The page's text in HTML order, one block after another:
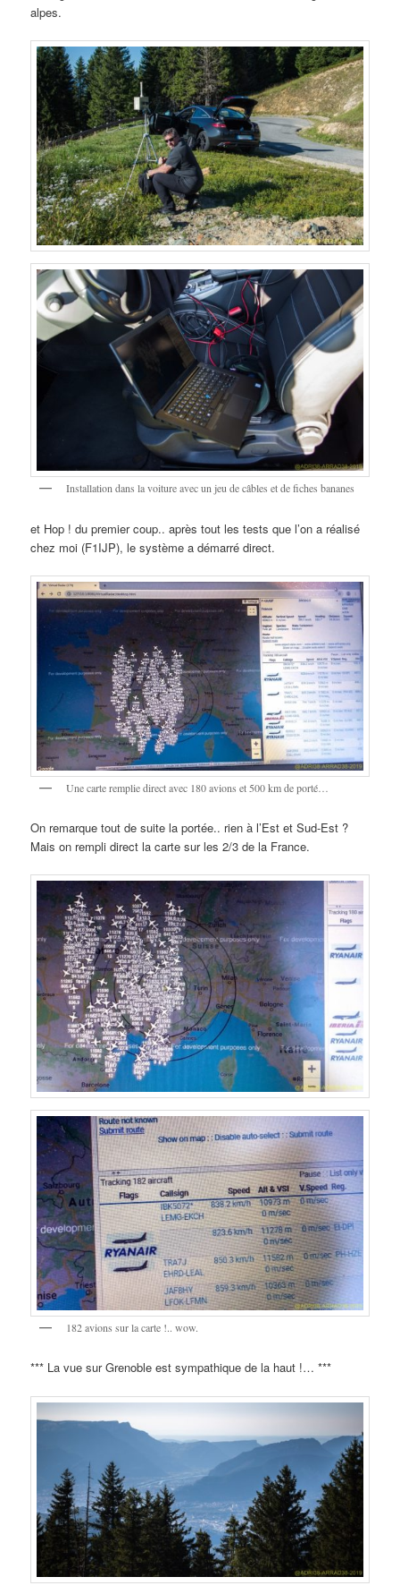
alpes.
Installation dans la voiture avec un jeu de câbles et de fiches bananes
et Hop ! du premier coup.. après tout les tests que l’on a réalisé
chez moi (F1IJP), le système a démarré direct.
Une carte remplie direct avec 180 avions et 500 km de porté…
On remarque tout de suite la portée.. rien à l’Est et Sud-Est ?
Mais on rempli direct la carte sur les 2/3 de la France.
182 avions sur la carte !.. wow.
*** La vue sur Grenoble est sympathique de la haut !… ***